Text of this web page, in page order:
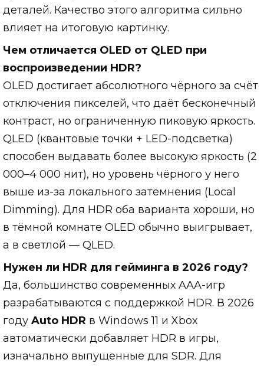
деталей. Качество этого алгоритма сильно
влияет на итоговую картинку.
Чем отличается OLED от QLED при
воспроизведении HDR?
OLED достигает абсолютного чёрного за счёт
отключения пикселей, что даёт бесконечный
контраст, но ограниченную пиковую яркость.
QLED (квантовые точки + LED-подсветка)
способен выдавать более высокую яркость (2
000–4 000 нит), но уровень чёрного у него
выше из-за локального затемнения (Local
Dimming). Для HDR оба варианта хороши, но
в тёмной комнате OLED обычно выигрывает,
а в светлой — QLED.
Нужен ли HDR для гейминга в 2026 году?
Да, большинство современных AAA-игр
разрабатываются с поддержкой HDR. В 2026
году Auto HDR в Windows 11 и Xbox
автоматически добавляет HDR в игры,
изначально выпущенные для SDR. Для